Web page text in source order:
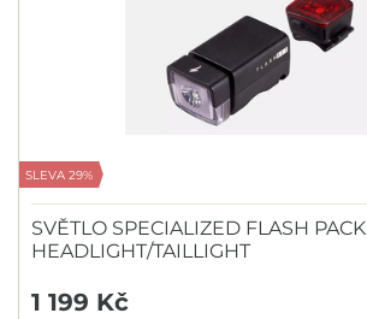
SLEVA 29%
SVĚTLO SPECIALIZED FLASH PACK
HEADLIGHT/TAILLIGHT
1 199 Kč